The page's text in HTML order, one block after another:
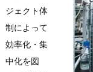
ジェクト体
制によって
効率化・集
中化を図